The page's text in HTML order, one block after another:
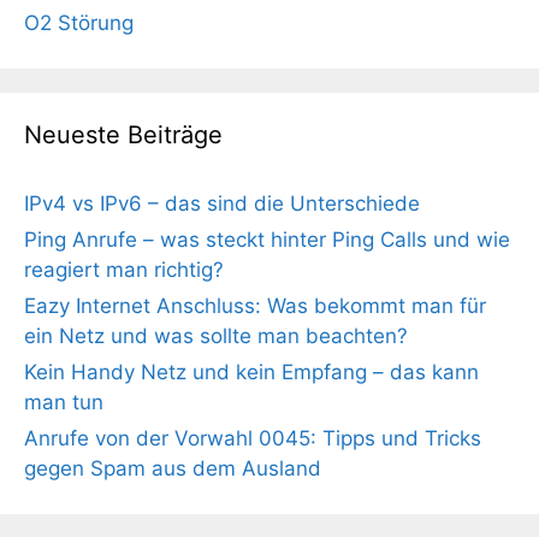
O2 Störung
Neueste Beiträge
IPv4 vs IPv6 – das sind die Unterschiede
Ping Anrufe – was steckt hinter Ping Calls und wie
reagiert man richtig?
Eazy Internet Anschluss: Was bekommt man für
ein Netz und was sollte man beachten?
Kein Handy Netz und kein Empfang – das kann
man tun
Anrufe von der Vorwahl 0045: Tipps und Tricks
gegen Spam aus dem Ausland